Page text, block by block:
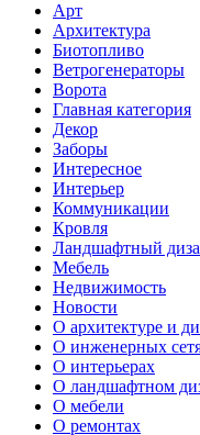
Арт
Архитектура
Биотопливо
Ветрогенераторы
Ворота
Главная категория
Декор
Заборы
Интересное
Интерьер
Коммуникации
Кровля
Ландшафтный
Мебель
Недвижимость
Новости
О архитектуре и
О инженерных
О интерьерах
О ландшафтном
О мебели
О ремонтах